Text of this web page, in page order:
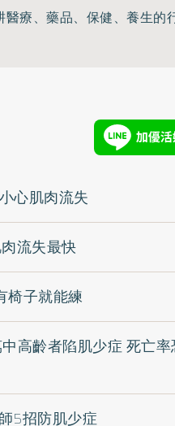
療、藥品、保健、養生的
心肌肉流失
流失最快
椅子就能練
高齡者陷肌少症 死亡率
5招防肌少症